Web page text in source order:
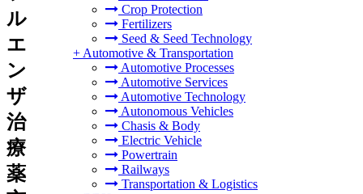
Crop Protection
Fertilizers
Seed & Seed Technology
+ Automotive & Transportation
Automotive Processes
Automotive Services
Automotive Technology
Autonomous Vehicles
Chasis & Body
Electric Vehicle
Powertrain
Railways
Transportation & Logistics
ル
エ
ン
ザ
治
療
薬